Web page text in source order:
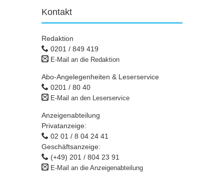
Kontakt
Redaktion
0201 / 849 419
E-Mail an die Redaktion
Abo-Angelegenheiten & Leserservice
0201 / 80 40
E-Mail an den Leserservice
Anzeigenabteilung
Privatanzeige:
02 01 / 8 04 24 41
Geschäftsanzeige:
(+49) 201 / 804 23 91
E-Mail an die Anzeigenabteilung